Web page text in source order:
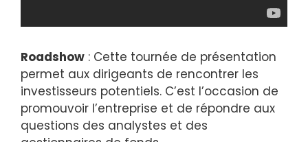
Roadshow : Cette tournée de présentation
permet aux dirigeants de rencontrer les
investisseurs potentiels. C’est l’occasion de
promouvoir l’entreprise et de répondre aux
questions des analystes et des